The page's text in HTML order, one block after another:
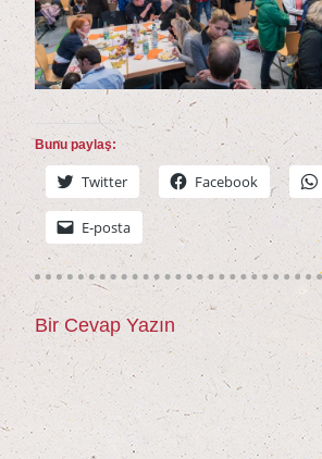
Bunu paylaş:
Twit­ter Face­book
E‑posta
Bir Cevap Yazın